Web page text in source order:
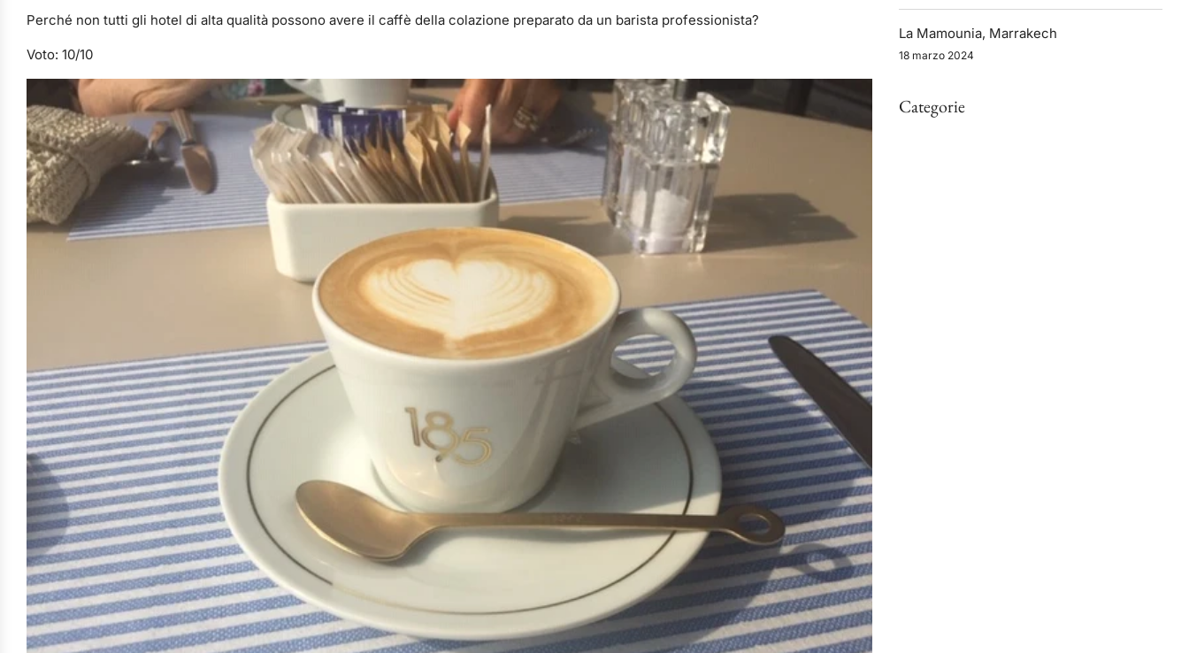
Perché non tutti gli hotel di alta qualità possono avere il caffè della colazione preparato da un barista professionista?
Voto: 10/10
La Mamounia, Marrakech
18 marzo 2024
Categorie